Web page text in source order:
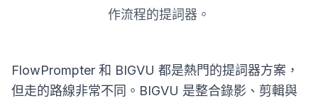
作流程的提詞器。
FlowPrompter 和 BIGVU 都是熱門的提詞器方案，
但走的路線非常不同。BIGVU 是整合錄影、剪輯與